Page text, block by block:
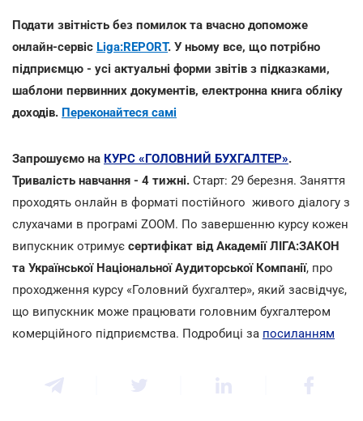
Подати звітність без помилок та вчасно допоможе
онлайн-сервіс Liga:REPORT. У ньому все, що потрібно
підприємцю - усі актуальні форми звітів з підказками,
шаблони первинних документів, електронна книга обліку
доходів. Переконайтеся самі
Запрошуємо на КУРС «ГОЛОВНИЙ БУХГАЛТЕР».
Тривалість навчання - 4 тижні. Старт: 29 березня. Заняття
проходять онлайн в форматі постійного живого діалогу з
слухачами в програмі ZOOM. По завершенню курсу кожен
випускник отримує сертифікат від Академії ЛІГА:ЗАКОН
та Української Національної Аудиторської Компанії, про
проходження курсу «Головний бухгалтер», який засвідчує,
що випускник може працювати головним бухгалтером
комерційного підприємства. Подробиці за посиланням